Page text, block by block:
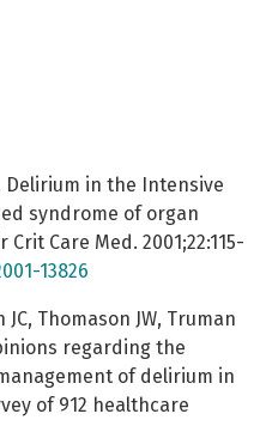
Delirium in the Intensive
syndrome of organ
Care Med. 2001;22:115-
13826
JC, Thomason JW, Truman
regarding the
of delirium in
of 912 healthcare